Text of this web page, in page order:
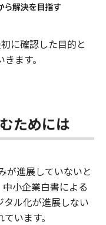
に確認した目的と
ます。
ためには
が進展していないと
小企業白書による
タル化が進展しない
います。